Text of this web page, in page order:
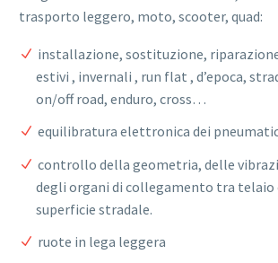
trasporto leggero, moto, scooter, quad:
installazione, sostituzione,
estivi , invernali , run flat , d’epoca,
on/off road, enduro, cross…
equilibratura elettronica dei
controllo della geometria, delle
degli organi di collegamento tra telaio
superficie stradale.
ruote in lega leggera